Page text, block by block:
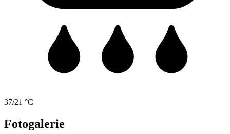
37/21 °C
Fotogalerie